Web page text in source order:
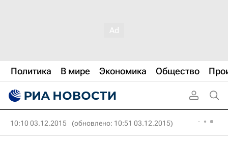
Политика В мире Экономика Общество
10:10 03.12.2015 (обновлено: 10:51 03.12.2015)